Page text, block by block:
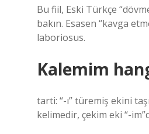
Bu fiil, Eski Türkçe
bakın. Esasen “kavga
laboriosus.
Kalemim
tarti: “-ı” türemiş ekini
kelimedir, çekim eki “-